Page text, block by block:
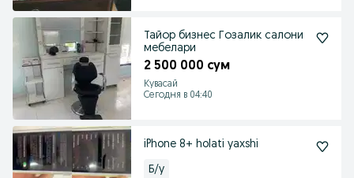
Тайор бизнес Гозалик салони
мебелари
2 500 000 сум
Кувасай
Сегодня в 04:40
iPhone 8+ holati yaxshi
Б/у